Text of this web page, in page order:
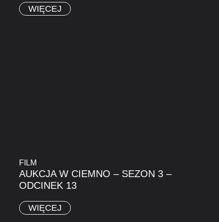
WIĘCEJ
FILM
AUKCJA W CIEMNO – SEZON 3 –
ODCINEK 13
WIĘCEJ